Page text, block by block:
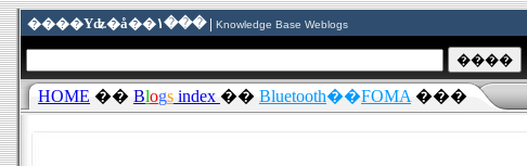
����Υʥ�å��١��� | Knowledge Base Weblogs
HOME �� Blogs index �� Bluetooth��FOMA ���